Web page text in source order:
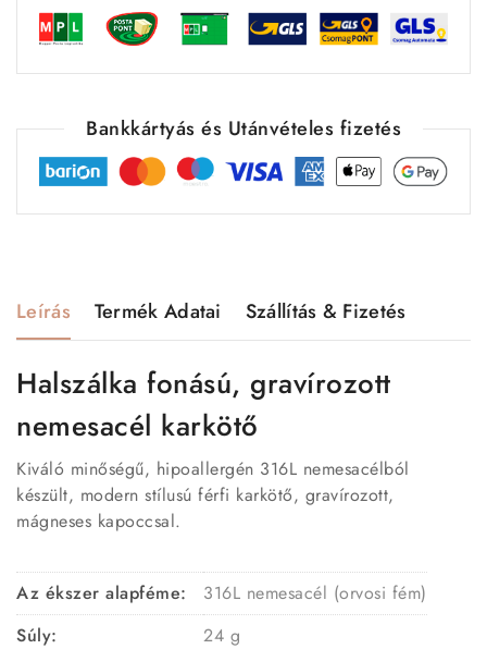
Bankkártyás és Utánvételes fizetés
Leírás Termék Adatai Szállítás & Fizetés
Halszálka fonású, gravírozott
nemesacél karkötő
Kiváló minőségű, hipoallergén 316L nemesacélból
készült, modern stílusú férfi karkötő, gravírozott,
mágneses kapoccsal.
Az ékszer alapféme:
316L nemesacél (orvosi fém)
Súly:
24 g